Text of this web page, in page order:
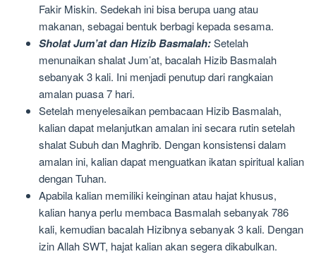
Fakir Miskin. Sedekah ini bisa berupa uang atau
makanan, sebagai bentuk berbagi kepada sesama.
Sholat Jum’at dan Hizib Basmalah:Setelah
menunaikan shalat Jum’at, bacalah Hizib Basmalah
sebanyak 3 kali. Ini menjadi penutup dari rangkaian
amalan puasa 7 hari.
Setelah menyelesaikan pembacaan Hizib Basmalah,
kalian dapat melanjutkan amalan ini secara rutin setelah
shalat Subuh dan Maghrib. Dengan konsistensi dalam
amalan ini, kalian dapat menguatkan ikatan spiritual kalian
dengan Tuhan.
Apabila kalian memiliki keinginan atau hajat khusus,
kalian hanya perlu membaca Basmalah sebanyak 786
kali, kemudian bacalah Hizibnya sebanyak 3 kali. Dengan
izin Allah SWT, hajat kalian akan segera dikabulkan.